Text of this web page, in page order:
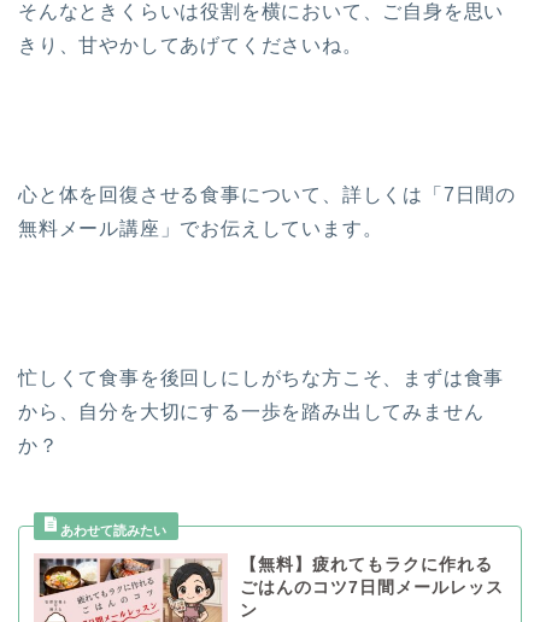
そんなときくらいは役割を横において、ご自身を思い
きり、甘やかしてあげてくださいね。
心と体を回復させる食事について、詳しくは「7日間の
無料メール講座」でお伝えしています。
忙しくて食事を後回しにしがちな方こそ、まずは食事
から、自分を大切にする一歩を踏み出してみません
か？
【無料】疲れてもラクに作れる
ごはんのコツ7日間メールレッス
ン